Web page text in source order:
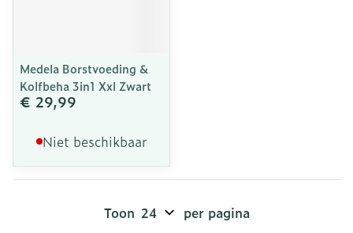
Medela Borstvoeding &
Kolfbeha 3in1 Xxl Zwart
€ 29,99
Niet beschikbaar
Toon per pagina